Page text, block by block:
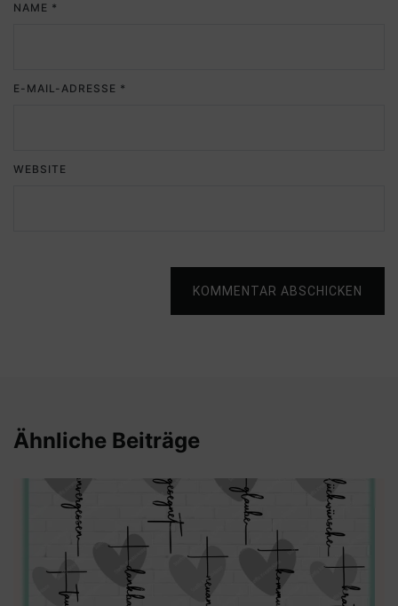
NAME *
E-MAIL-ADRESSE *
WEBSITE
KOMMENTAR ABSCHICKEN
Ähnliche Beiträge